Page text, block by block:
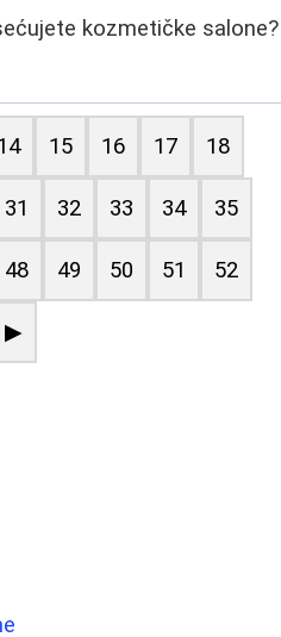
kozmetičke salone?
15 16 17 18
31 32 33 34 35
48 49 50 51 52
▶